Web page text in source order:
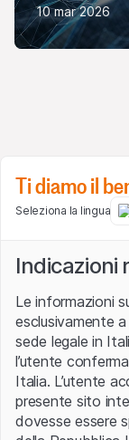
10 mar 2026
certificati di
ascoltandoi
payoff più
Temi trattati in
Credit
Certificati
Certificati
Ti diamo il
Seleziona la lingua
Indicazioni
Le informazioni
esclusivamente
sede legale in
l’utente
Italia. L’utente
presente sito
dovesse essere